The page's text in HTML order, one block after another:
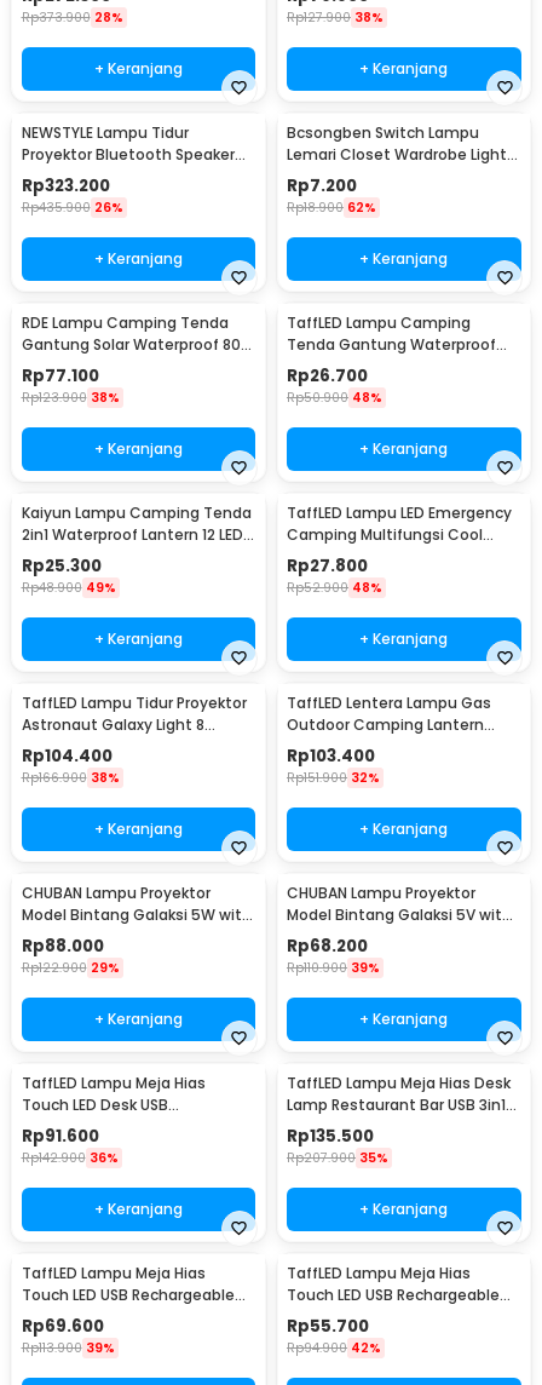
Rp373.900 28%
+ Keranjang
Rp127.900 38%
+ Keranjang
NEWSTYLE Lampu Tidur
Proyektor Bluetooth Speaker
220V with Remote - GX-334
Rp323.200
Rp435.900 26%
+ Keranjang
Bcsongben Switch Lampu
Lemari Closet Wardrobe Light
Automatic Switch - YGKG1
Rp7.200
Rp18.900 62%
+ Keranjang
RDE Lampu Camping Tenda
Gantung Solar Waterproof 800
Lumens 2400mAh - HS-V65
Rp77.100
Rp123.900 38%
+ Keranjang
TaffLED Lampu Camping
Tenda Gantung Waterproof
150 Lumens 800mAh - 511
Rp26.700
Rp50.900 48%
+ Keranjang
Kaiyun Lampu Camping Tenda
2in1 Waterproof Lantern 12 LED -
9789
Rp25.300
Rp48.900 49%
+ Keranjang
TaffLED Lampu LED Emergency
Camping Multifungsi Cool
White 10W 1200mAh - LB171
Rp27.800
Rp52.900 48%
+ Keranjang
TaffLED Lampu Tidur Proyektor
Astronaut Galaxy Light 8
Colors 5W 240V - HD481
Rp104.400
Rp166.900 38%
+ Keranjang
TaffLED Lentera Lampu Gas
Outdoor Camping Lantern
Lamp - BRS-55
Rp103.400
Rp151.900 32%
+ Keranjang
CHUBAN Lampu Proyektor
Model Bintang Galaksi 5W with
Remote Control - HR-F3
Rp88.000
Rp122.900 29%
+ Keranjang
CHUBAN Lampu Proyektor
Model Bintang Galaksi 5V with
Remote Control - HR-F2
Rp68.200
Rp110.900 39%
+ Keranjang
TaffLED Lampu Meja Hias
Touch LED Desk USB
Rechargeable Tri Color 3W -
J420
Rp91.600
Rp142.900 36%
+ Keranjang
TaffLED Lampu Meja Hias Desk
Lamp Restaurant Bar USB 3in1
Color - TW54
Rp135.500
Rp207.900 35%
+ Keranjang
TaffLED Lampu Meja Hias
Touch LED USB Rechargeable
Tri Color 1W - BRF5
Rp69.600
Rp113.900 39%
TaffLED Lampu Meja Hias
Touch LED USB Rechargeable
3in1 1800mAh - P340
Rp55.700
Rp94.900 42%